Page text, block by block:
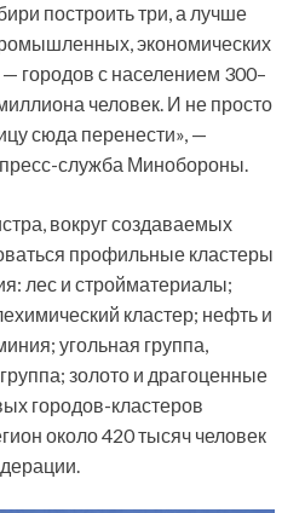
построить три, а лучше
экономических
городов с населением 300–
человек. И не просто
сюда перенести», —
служба Минобороны.
вокруг создаваемых
профильные кластеры
лес и стройматериалы;
кластер; нефть и
угольная группа,
золото и драгоценные
городов-кластеров
около 420 тысяч человек